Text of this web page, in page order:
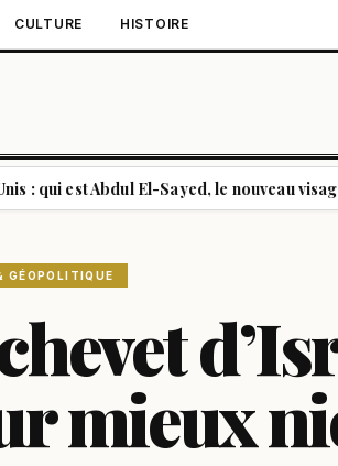
CULTURE HISTOIRE
El-Sayed, le nouveau visage de la
GÉOPOLITIQUE
mieux